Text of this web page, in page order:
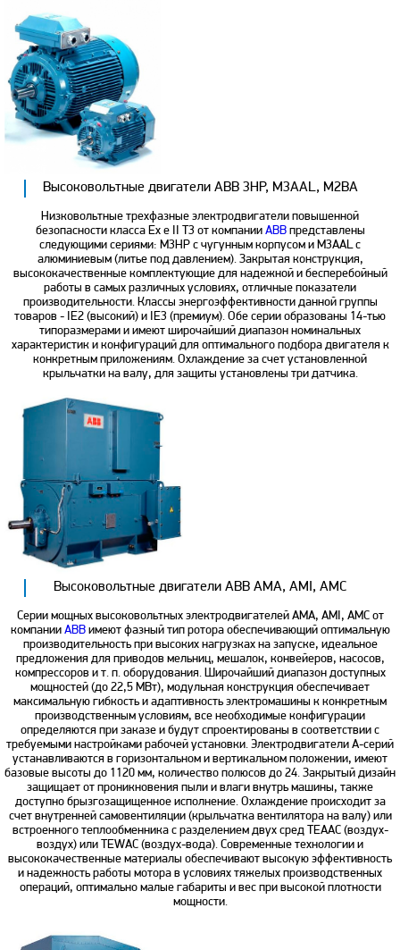
Высоковольтные двигатели ABB 3HP, M3AAL, M2BA
Низковольтные трехфазные электродвигатели повышенной
безопасности класса Ex e II T3 от компании ABBпредставлены
следующими сериями: M3HP с чугунным корпусом и M3AAL с
алюминиевым (литье под давлением). Закрытая конструкция,
высококачественные комплектующие для надежной и бесперебойный
работы в самых различных условиях, отличные показатели
производительности. Классы энергоэффективности данной группы
товаров - IE2 (высокий) и IE3 (премиум). Обе серии образованы 14-тью
типоразмерами и имеют широчайший диапазон номинальных
характеристик и конфигураций для оптимального подбора двигателя к
конкретным приложениям. Охлаждение за счет установленной
крыльчатки на валу, для защиты установлены три датчика.
Высоковольтные двигатели ABB AMA, AMI, AMC
Серии мощных высоковольтных электродвигателей AMA, AMI, AMC от
компании ABBимеют фазный тип ротора обеспечивающий оптимальную
производительность при высоких нагрузках на запуске, идеальное
предложения для приводов мельниц, мешалок, конвейеров, насосов,
компрессоров и т. п. оборудования. Широчайший диапазон доступных
мощностей (до 22,5 МВт), модульная конструкция обеспечивает
максимальную гибкость и адаптивность электромашины к конкретным
производственным условиям, все необходимые конфигурации
определяются при заказе и будут спроектированы в соответствии с
требуемыми настройками рабочей установки. Электродвигатели A-серий
устанавливаются в горизонтальном и вертикальном положении, имеют
базовые высоты до 1120 мм, количество полюсов до 24. Закрытый дизайн
защищает от проникновения пыли и влаги внутрь машины, также
доступно брызгозащищенное исполнение. Охлаждение происходит за
счет внутренней самовентиляции (крыльчатка вентилятора на валу) или
встроенного теплообменника с разделением двух сред TEAAC (воздух-
воздух) или TEWAC (воздух-вода). Современные технологии и
высококачественные материалы обеспечивают высокую эффективность
и надежность работы мотора в условиях тяжелых производственных
операций, оптимально малые габариты и вес при высокой плотности
мощности.